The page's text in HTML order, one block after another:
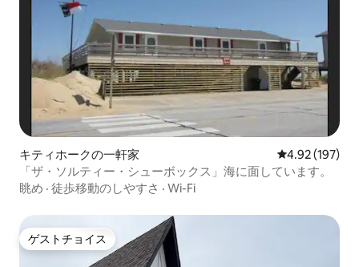
キティホークの一軒家 レビュー197
4.92 (197)
「ザ・ソルティー・シューボックス」海に面しています。
眺め · 徒歩移動のしやすさ · Wi-Fi
ゲストチョイス
ゲストチョイス